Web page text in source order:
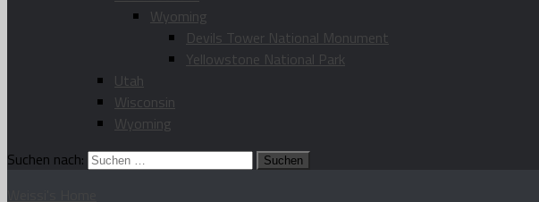
Wyoming
Devils Tower National Monument
Yellowstone National Park
Utah
Wisconsin
Wyoming
Suchen nach: